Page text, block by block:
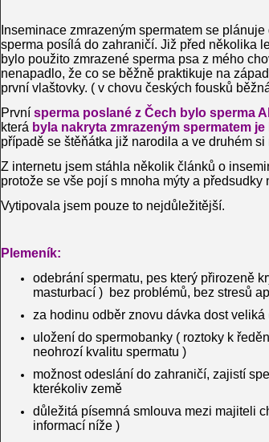
Inseminace zmrazeným spermatem se
sperma posílá do zahraničí. Již před několika
bylo použito zmrazené sperma psa z mého
nenapadlo, že co se běžně praktikuje na
první vlaštovky. ( v chovu českých fousků
První sperma poslané z Čech bylo sperma
která byla nakryta zmrazeným spermatem
případě se štěňátka již narodila a ve druhém
Z internetu jsem stáhla několik článků o
protože se vše pojí s mnoha mýty a
Vytipovala jsem pouze to nejdůležitější.
Plemeník:
odebrání spermatu, pes který přirozeně
masturbací ) bez problémů, bez stresů
za hodinu odběr znovu dávka dost
uložení do spermobanky ( roztoky k
neohrozí kvalitu spermatu )
možnost odeslání do zahraničí, zajistí
kterékoliv země
důležitá písemná smlouva mezi majiteli
informací níže )